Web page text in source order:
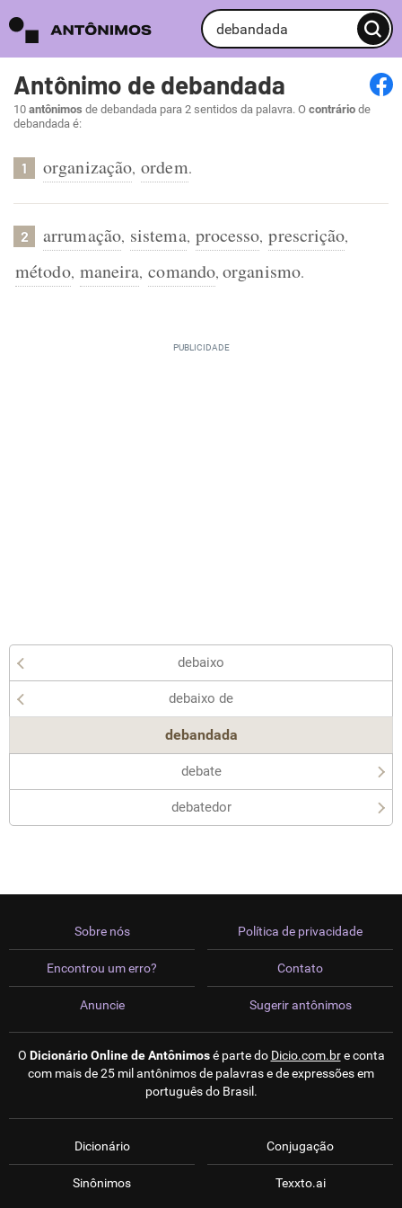
Antônimo de debandada
10 antônimos de debandada para 2 sentidos da palavra. O contrário de
debandada é:
1 organização, ordem.
2 arrumação, sistema, processo, prescrição,
método, maneira, comando,organismo.
debaixo
debaixo de
debandada
debate
debatedor
Sobre nós
Encontrou um erro?
Anuncie
Política de privacidade
Contato
Sugerir antônimos
O Dicionário Online de Antônimosé parte do Dicio.com.bre conta
com mais de 25 mil antônimos de palavras e de expressões em
português do Brasil.
Dicionário
Sinônimos
Conjugação
Texxto.ai